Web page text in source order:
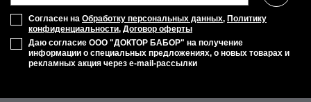
Согласен на Обработку персональных данных, Политику
конфиденциальности, Договор оферты
Даю согласие ООО "ДОКТОР БАБОР" на получение
информации о специальных предложениях, о новых товарах и
рекламных акция через e-mail-рассылки